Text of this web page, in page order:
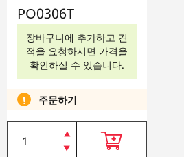
PO0306T
장바구니에 추가하고 견
적을 요청하시면 가격을
확인하실 수 있습니다.
주문하기